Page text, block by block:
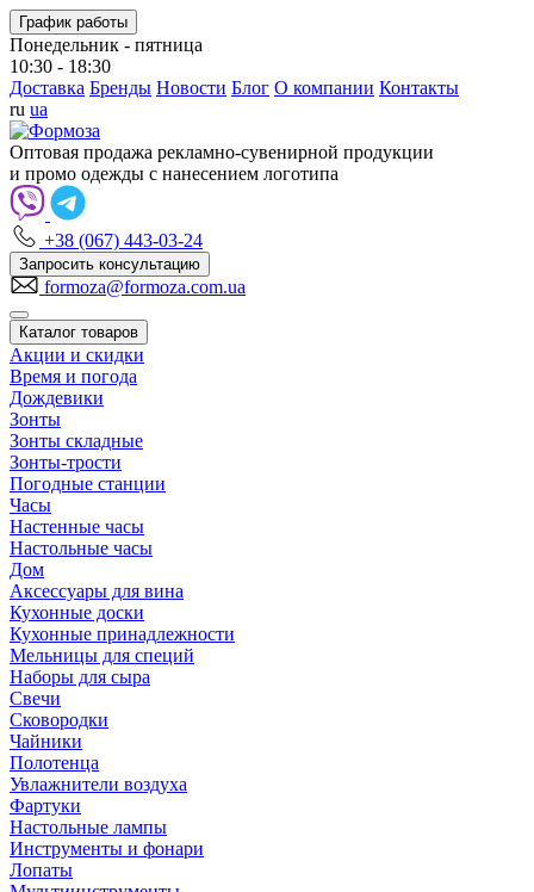
График работы
Понедельник - пятница
10:30 - 18:30
Доставка Бренды Новости Блог О компании Контакты
ru ua
Оптовая продажа рекламно-сувенирной продукции
и промо одежды с нанесением логотипа
+38 (067) 443-03-24
Запросить консультацию
formoza@formoza.com.ua
Каталог товаров
Акции и скидки
Время и погода
Дождевики
Зонты
Зонты складные
Зонты-трости
Погодные станции
Часы
Настенные часы
Настольные часы
Дом
Аксессуары для вина
Кухонные доски
Кухонные принадлежности
Мельницы для специй
Наборы для сыра
Свечи
Сковородки
Чайники
Полотенца
Увлажнители воздуха
Фартуки
Настольные лампы
Инструменты и фонари
Лопаты